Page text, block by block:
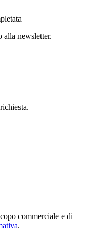
alla newsletter.
commerciale e di
.